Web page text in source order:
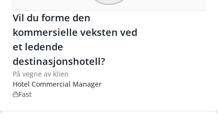
Vil du forme den
kommersielle veksten ved
et ledende
destinasjonshotell?
På vegne av klien
Hotel Commercial Manager
Fast